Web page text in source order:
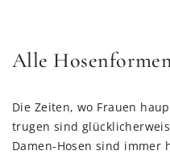
Alle
Die Zeiten, wo Frauen
trugen sind
Damen-Hosen sind immer